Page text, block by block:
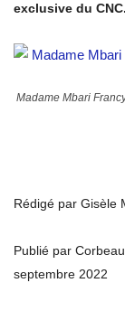
exclusive du CNC.
Madame Mbari
Rédigé par Gisèle
Publié par
septembre 2022